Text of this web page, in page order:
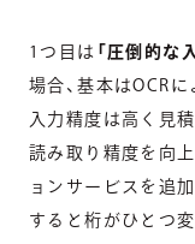
1つ目は 「圧倒的な
場合、基本はOCR
入力精度は高く見
読み取り精度を向
ョンサービスを追
すると桁がひとつ